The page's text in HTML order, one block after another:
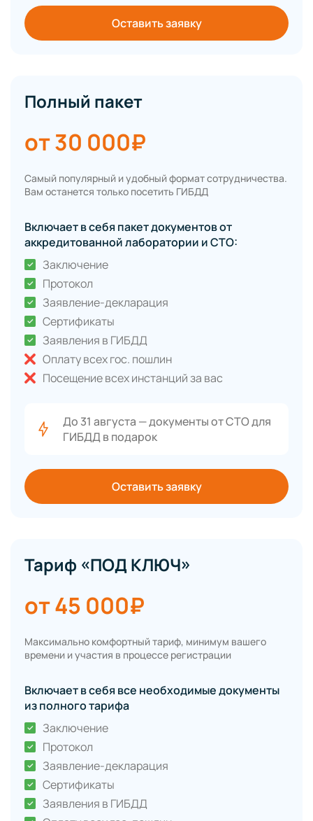
Оставить заявку
Полный пакет
от 30 000₽
Самый популярный и удобный формат сотрудничества.
Вам останется только посетить ГИБДД
Включает в себя пакет документов от
аккредитованной лаборатории и СТО:
Заключение
Протокол
Заявление-декларация
Сертификаты
Заявления в ГИБДД
Оплату всех гос. пошлин
Посещение всех инстанций за вас
До 31 августа — документы от СТО для
ГИБДД в подарок
Оставить заявку
Тариф «ПОД КЛЮЧ»
от 45 000₽
Максимально комфортный тариф, минимум вашего
времени и участия в процессе регистрации
Включает в себя все необходимые документы
из полного тарифа
Заключение
Протокол
Заявление-декларация
Сертификаты
Заявления в ГИБДД